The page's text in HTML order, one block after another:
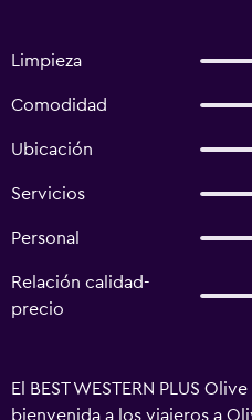
Limpieza
Comodidad
Ubicación
Servicios
Personal
Relación calidad-
precio
El BEST WESTERN PLUS
bienvenida a los viajeros a